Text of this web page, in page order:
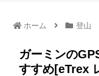
ホーム 登山
ガーミンの
すすめ[eTrex